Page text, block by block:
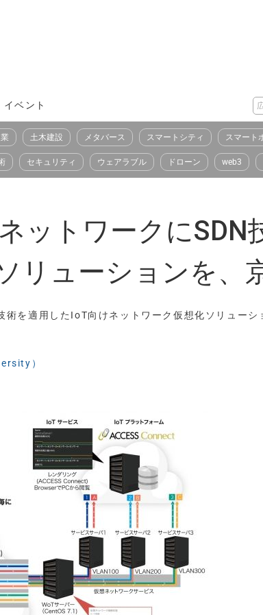
イベント
土木建設 メタバース スマートシティ スマート
セキュリティ ウェアラブル ドローン web3
ットワークに
リューションを、
術を適用したIoT向けネットワーク仮想化ソリューシ
）